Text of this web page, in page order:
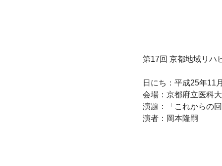
第17回 京都地域リハ
日にち：平成25年11
会場：京都府立医科
演題：「これからの
演者：岡本隆嗣